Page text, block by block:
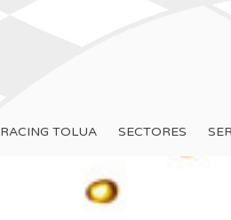
RACING TOLUA SECTORES